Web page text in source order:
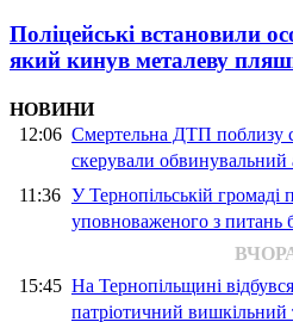
Поліцейські встановили
який кинув металеву
НОВИНИ
12:06 Смертельна ДТП поблизу
скерували обвинувальний
11:36 У Тернопільській громаді
уповноваженого з питань
15:45 На Тернопільщині
патріотичний вишкільний